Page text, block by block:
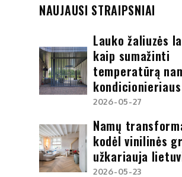
NAUJAUSI STRAIPSNIAI
Lauko žaliuzės
kaip sumažinti
temperatūrą
kondicionieriaus
2026-05-27
Namų
kodėl vinilinės
užkariauja
2026-05-23